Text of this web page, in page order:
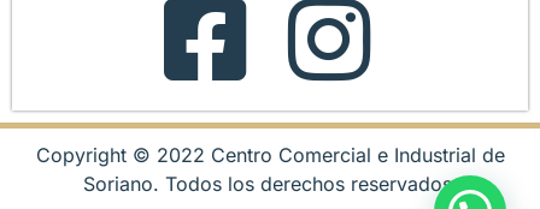
Copyright © 2022 Centro Comercial e Industrial de
Soriano. Todos los derechos reservados.